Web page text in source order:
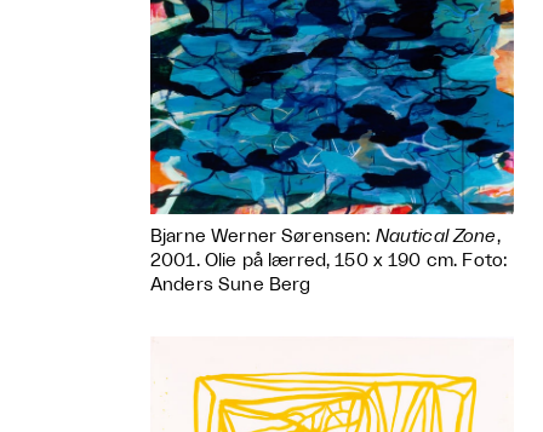
Bjarne Werner Sørensen: Nautical Zone,
2001. Olie på lærred, 150 x 190 cm. Foto:
Anders Sune Berg